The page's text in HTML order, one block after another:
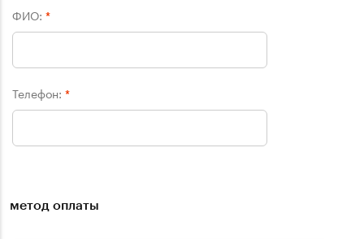
ФИО: *
Телефон: *
метод оплаты